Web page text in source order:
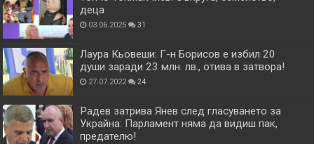
деца
03.06.2025 31
Лаура Кьовеши: Г-н Борисов е избил 20
души заради 23 млн. лв., отива в затвора!
27.07.2022 24
Радев затрива Янев след гласуването за
Украйна: Парламент няма да видиш пак,
предателю!